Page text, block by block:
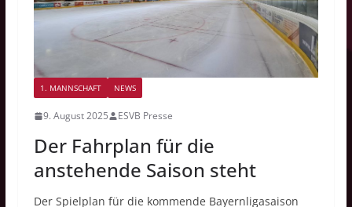
1. MANNSCHAFT NEWS
9. August 2025 ESVB Presse
Der Fahrplan für die
anstehende Saison steht
Der Spielplan für die kommende Bayernligasaison